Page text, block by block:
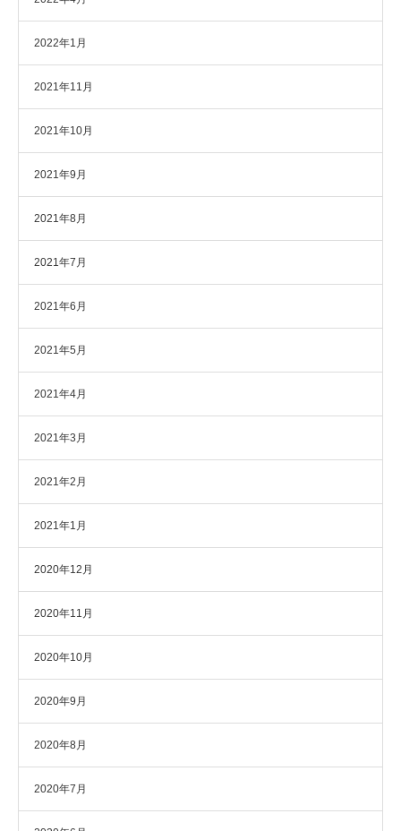
2022年1月
2021年11月
2021年10月
2021年9月
2021年8月
2021年7月
2021年6月
2021年5月
2021年4月
2021年3月
2021年2月
2021年1月
2020年12月
2020年11月
2020年10月
2020年9月
2020年8月
2020年7月